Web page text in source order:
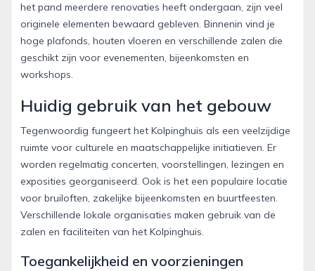
het pand meerdere renovaties heeft ondergaan, zijn veel
originele elementen bewaard gebleven. Binnenin vind je
hoge plafonds, houten vloeren en verschillende zalen die
geschikt zijn voor evenementen, bijeenkomsten en
workshops.
Huidig gebruik van het gebouw
Tegenwoordig fungeert het Kolpinghuis als een veelzijdige
ruimte voor culturele en maatschappelijke initiatieven. Er
worden regelmatig concerten, voorstellingen, lezingen en
exposities georganiseerd. Ook is het een populaire locatie
voor bruiloften, zakelijke bijeenkomsten en buurtfeesten.
Verschillende lokale organisaties maken gebruik van de
zalen en faciliteiten van het Kolpinghuis.
Toegankelijkheid en voorzieningen